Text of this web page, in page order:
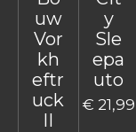
uw
Vor
kh
eftr
uck
II
y
Sle
epa
uto
€ 21,99